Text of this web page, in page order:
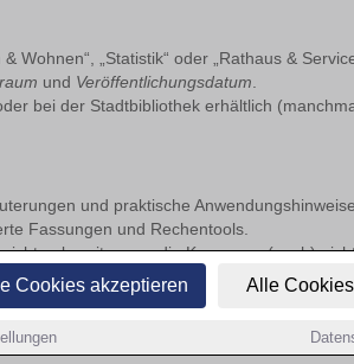
Cookies akzeptieren Alle
Wohnen“, „Statistik“ oder „Rathaus &
und Veröffentlichungsdatum.
bei der Stadtbibliothek erhältlich
und praktische
Fassungen und Rechentools.
bereit, wenn die Kommune (noch)
Verlasse dich für Mieterhöhungen oder